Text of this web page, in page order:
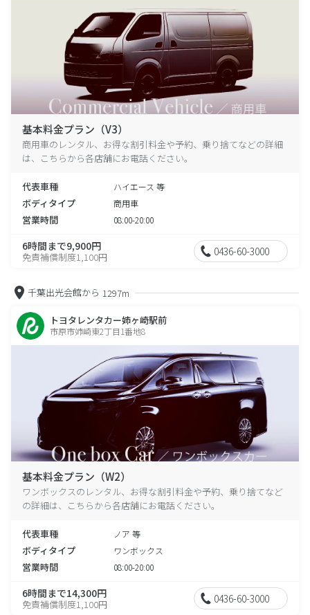
基本料金プラン（V3）
商用車のレンタル、お得な割引料金や予約、乗り捨てなどの詳細
は、こちらから各店舗にお電話ください。
代表車種 ハイエース 等
ボディタイプ 商用車
営業時間 08:00-20:00
6時間まで9,900円
免責補償制度1,100円 0436-60-3000
千葉出光会館から 1297m
トヨタレンタカー姉ヶ崎駅前
市原市姉崎東2丁目1番地8
基本料金プラン（W2）
ワンボックスのレンタル、お得な割引料金や予約、乗り捨てなど
の詳細は、こちらから各店舗にお電話ください。
代表車種 ノア 等
ボディタイプ ワンボックス
営業時間 08:00-20:00
6時間まで14,300円
免責補償制度1,100円 0436-60-3000